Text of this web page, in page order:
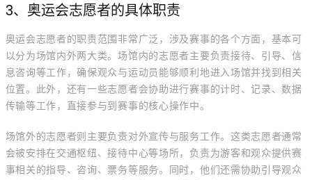
3、奥运会志愿者的具体职责
奥运会志愿者的职责范围非常广泛，涉及赛事的各个方面，基本可
以分为场馆内外两大类。场馆内的志愿者主要负责接待、引导、信
息咨询等工作，确保观众与运动员能够顺利地进入场馆并找到相关
位置。此外，还有一些志愿者会协助进行赛事的计时、记录、数据
传输等工作，直接参与到赛事的核心操作中。
场馆外的志愿者则主要负责对外宣传与服务工作。这类志愿者通常
会被安排在交通枢纽、接待中心等场所，负责为游客和观众提供赛
事相关的指导、咨询、票务等服务。同时，他们还需协助引导观众